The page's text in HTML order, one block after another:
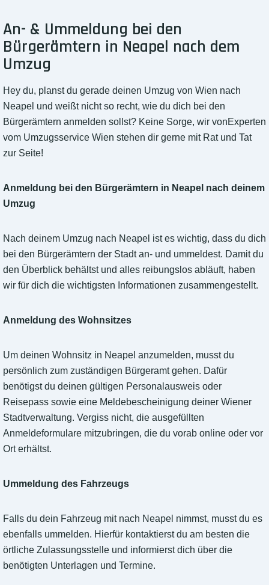
An- & Ummeldung bei den
Bürgerämtern in Neapel nach dem
Umzug
Hey du, planst du gerade deinen Umzug von Wien nach
Neapel und weißt nicht so recht, wie du dich bei den
Bürgerämtern anmelden sollst? Keine Sorge, wir vonExperten
vom Umzugsservice Wien stehen dir gerne mit Rat und Tat
zur Seite!
Anmeldung bei den Bürgerämtern in Neapel nach deinem
Umzug
Nach deinem Umzug nach Neapel ist es wichtig, dass du dich
bei den Bürgerämtern der Stadt an- und ummeldest. Damit du
den Überblick behältst und alles reibungslos abläuft, haben
wir für dich die wichtigsten Informationen zusammengestellt.
Anmeldung des Wohnsitzes
Um deinen Wohnsitz in Neapel anzumelden, musst du
persönlich zum zuständigen Bürgeramt gehen. Dafür
benötigst du deinen gültigen Personalausweis oder
Reisepass sowie eine Meldebescheinigung deiner Wiener
Stadtverwaltung. Vergiss nicht, die ausgefüllten
Anmeldeformulare mitzubringen, die du vorab online oder vor
Ort erhältst.
Ummeldung des Fahrzeugs
Falls du dein Fahrzeug mit nach Neapel nimmst, musst du es
ebenfalls ummelden. Hierfür kontaktierst du am besten die
örtliche Zulassungsstelle und informierst dich über die
benötigten Unterlagen und Termine.